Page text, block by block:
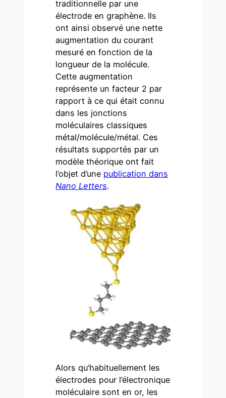
traditionnelle par une
électrode en graphène. Ils
ont ainsi observé une nette
augmentation du courant
mesuré en fonction de la
longueur de la molécule.
Cette augmentation
représente un facteur 2 par
rapport à ce qui était connu
dans les jonctions
moléculaires classiques
métal/molécule/métal. Ces
résultats supportés par un
modèle théorique ont fait
l’objet d’une publication dans
Nano Letters.
Alors qu’habituellement les
électrodes pour l’électronique
moléculaire sont en or, les